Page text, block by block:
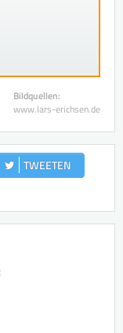
Bildquellen:
www.lars-erichsen.de
TWEETEN